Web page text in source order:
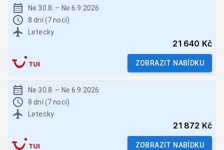
Ne 30.8. – Ne 6.9.2026
8 dní (7 nocí)
Letecky
21 640 Kč
ZOBRAZIT NABÍDKU
Ne 30.8. – Ne 6.9.2026
8 dní (7 nocí)
Letecky
21 872 Kč
ZOBRAZIT NABÍDKU